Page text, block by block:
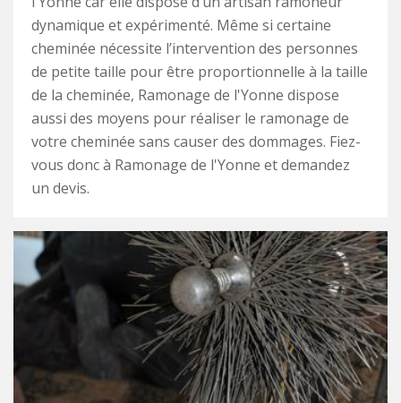
dynamique et expérimenté. Même si certaine
cheminée nécessite l’intervention des personnes
de petite taille pour être proportionnelle à la taille
de la cheminée, Ramonage de l'Yonne dispose
aussi des moyens pour réaliser le ramonage de
votre cheminée sans causer des dommages. Fiez-
vous donc à Ramonage de l'Yonne et demandez
un devis.